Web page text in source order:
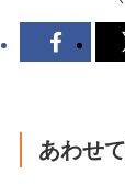
あわせ